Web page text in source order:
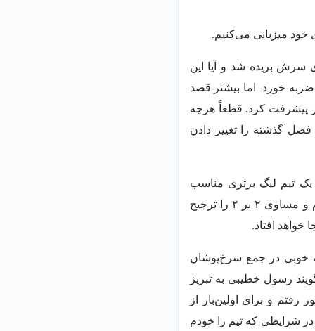
خود میزبانی می‌کنیم.
سرش بریده شد و آیا این
ضربه خورد اما بیشتر قصد
پیشرفت کرد. قطعاً هرچه
گذشته را تغییر دادن
ما در فصل گذشته فقط ۱۲ گل زد که برای یک تیم لیگ برتری مناسب
نیست. همیشه دوست دارم تیم من هجومی بازی کند. مساوی و صفر بر صفر را دوست ندارم و مساوی ۲ بر ۲ را ترجیح
خواهد افتاد.
خوبی در جمع سرخ‌پوشان
رسول خطیبی به تبریز
رفتم و برای اولین‌بار از
شرایطی که تیم را خودم